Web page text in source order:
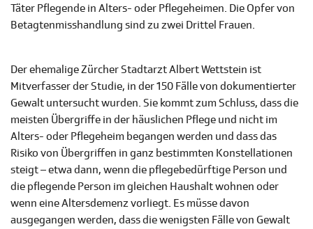
Täter Pflegende in Alters- oder Pflegeheimen. Die Opfer von
Betagtenmisshandlung sind zu zwei Drittel Frauen.
Der ehemalige Zürcher Stadtarzt Albert Wettstein ist
Mitverfasser der Studie, in der 150 Fälle von dokumentierter
Gewalt untersucht wurden. Sie kommt zum Schluss, dass die
meisten Übergriffe in der häuslichen Pflege und nicht im
Alters- oder Pflegeheim begangen werden und dass das
Risiko von Übergriffen in ganz bestimmten Konstellationen
steigt – etwa dann, wenn die pflegebedürftige Person und
die pflegende Person im gleichen Haushalt wohnen oder
wenn eine Altersdemenz vorliegt. Es müsse davon
ausgegangen werden, dass die wenigsten Fälle von Gewalt